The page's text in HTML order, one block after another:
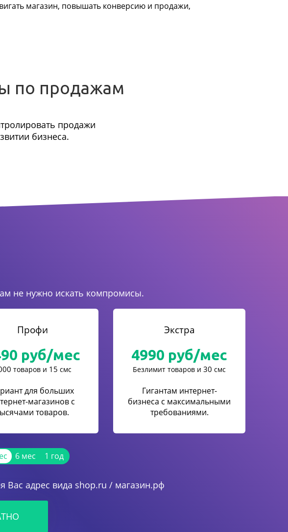
магазин, повышать конверсию и продажи,
по продажам
продажи
бизнеса.
не нужно искать компромисы.
Профи
руб/мес
товаров и 15 смс
для больших
магазинов с
товаров.
Экстра
4990 руб/мес
Безлимит товаров и 30 смс
Гигантам интернет-
бизнеса с максимальными
требованиями.
6 мес 1 год
Вас адрес вида shop.ru / магазин.рф